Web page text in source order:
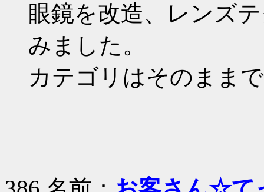
眼鏡を改造、レンズ
みました。
カテゴリはそのまま